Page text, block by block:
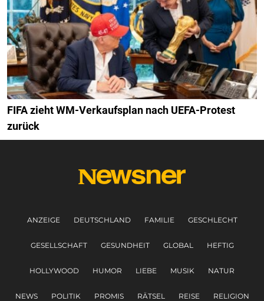
FIFA zieht WM-Verkaufsplan nach UEFA-Protest
zurück
ANZEIGE DEUTSCHLAND FAMILIE GESCHLECHT
GESELLSCHAFT GESUNDHEIT GLOBAL HEFTIG
HOLLYWOOD HUMOR LIEBE MUSIK NATUR
NEWS POLITIK PROMIS RÄTSEL REISE RELIGION